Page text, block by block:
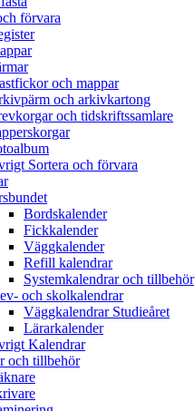
förvara
och mappar
och arkivkartong
och tidskriftssamlare
Sortera och förvara
Bordskalender
Fickkalender
Väggkalender
Refill kalendrar
Systemkalendrar och tillbehör
och skolkalendrar
Väggkalendrar Studieåret
Lärarkalender
Kalendrar
och tillbehör